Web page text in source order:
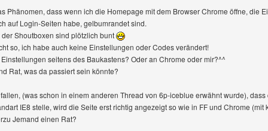
Phänomen, dass wenn ich die Homepage mit dem Browser Chrome öffne, die
auf Login-Seiten habe, gelbumrandet sind.
Shoutboxen sind plötzlich bunt
so, ich habe auch keine Einstellungen oder Codes verändert!
seitens des Baukastens? Oder an Chrome oder mir?^^
Rat, was da passiert sein könnte?
(was schon in einem anderen Thread von 6p-iceblue erwähnt wurde),
IE8 stelle, wird die Seite erst richtig angezeigt so wie in FF und Chrome
Jemand einen Rat?